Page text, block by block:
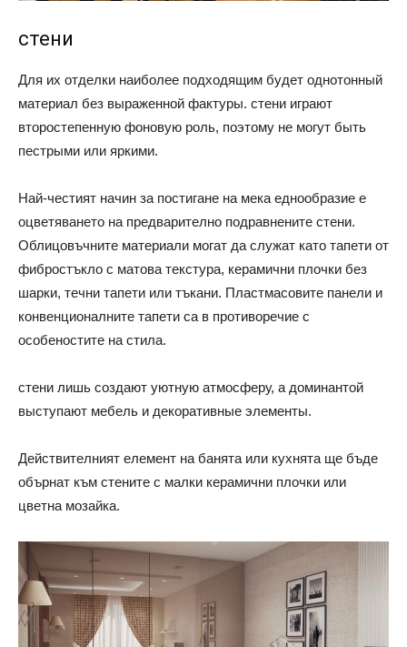
стени
Для их отделки наиболее подходящим будет однотонный
материал без выраженной фактуры. стени играют
второстепенную фоновую роль, поэтому не могут быть
пестрыми или яркими.
Най-честият начин за постигане на мека еднообразие е
оцветяването на предварително подравнените стени.
Облицовъчните материали могат да служат като тапети от
фибростъкло с матова текстура, керамични плочки без
шарки, течни тапети или тъкани. Пластмасовите панели и
конвенционалните тапети са в противоречие с
особеностите на стила.
стени лишь создают уютную атмосферу, а доминантой
выступают мебель и декоративные элементы.
Действителният елемент на банята или кухнята ще бъде
обърнат към стените с малки керамични плочки или
цветна мозайка.